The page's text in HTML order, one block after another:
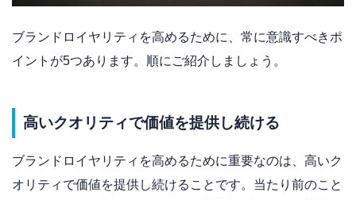
ブランドロイヤリティを高めるために、常に意識すべきポ
イントが5つあります。順にご紹介しましょう。
高いクオリティで価値を提供し続ける
ブランドロイヤリティを高めるために重要なのは、高いク
オリティで価値を提供し続けることです。当たり前のこと